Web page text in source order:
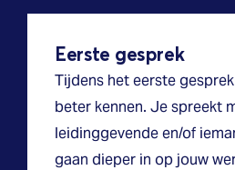
Eerste gesprek
Tijdens het eerste
beter kennen. Je spreekt
leidinggevende en/of
gaan dieper in op jouw